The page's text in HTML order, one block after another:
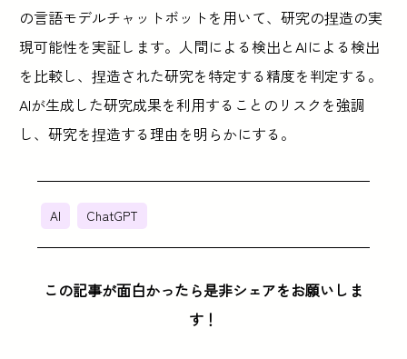
の言語モデルチャットボットを用いて、研究の捏造の実
現可能性を実証します。人間による検出とAIによる検出
を比較し、捏造された研究を特定する精度を判定する。
AIが生成した研究成果を利用することのリスクを強調
し、研究を捏造する理由を明らかにする。
AI ChatGPT
この記事が面白かったら是非シェアをお願いしま
す！